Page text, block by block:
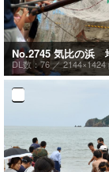
No.2745 気比の浜
DL数：76 ／2144×1424